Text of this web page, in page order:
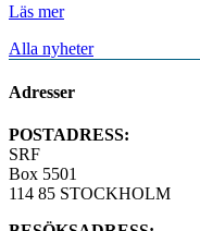
Läs mer
Alla nyheter
Adresser
POSTADRESS:
SRF
Box 5501
114 85 STOCKHOLM